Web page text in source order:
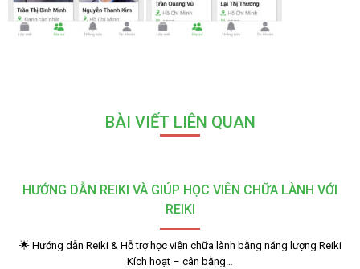
BÀI VIẾT LIÊN QUAN
HƯỚNG DẪN REIKI VÀ GIÚP HỌC VIÊN CHỮA LÀNH VỚI
REIKI
🌟 Hướng dẫn Reiki & Hỗ trợ học viên chữa lành bằng năng lượng Reiki
Kích hoạt – cân bằng…